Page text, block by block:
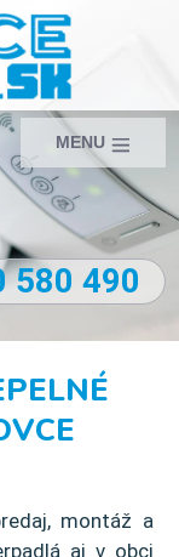
MENU
580 490
montáž a
aj v obci